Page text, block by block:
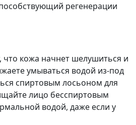
регенерации
что кожа начнет шелушиться и
умываться водой из-под
спиртовым лосьоном для
лицо бесспиртовым
водой, даже если у